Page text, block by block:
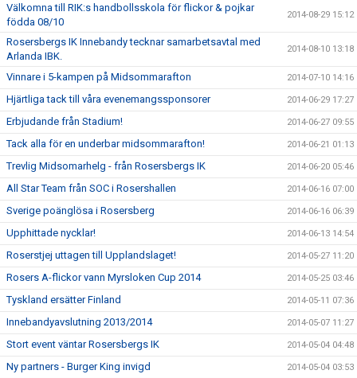
Välkomna till RIK:s handbollsskola för flickor & pojkar
födda 08/10
2014-08-29 15:12
Rosersbergs IK Innebandy tecknar samarbetsavtal med
Arlanda IBK.
2014-08-10 13:18
Vinnare i 5-kampen på Midsommarafton 2014-07-10 14:16
Hjärtliga tack till våra evenemangssponsorer 2014-06-29 17:27
Erbjudande från Stadium! 2014-06-27 09:55
Tack alla för en underbar midsommarafton! 2014-06-21 01:13
Trevlig Midsomarhelg - från Rosersbergs IK 2014-06-20 05:46
All Star Team från SOC i Rosershallen 2014-06-16 07:00
Sverige poänglösa i Rosersberg 2014-06-16 06:39
Upphittade nycklar! 2014-06-13 14:54
Roserstjej uttagen till Upplandslaget! 2014-05-27 11:20
Rosers A-flickor vann Myrsloken Cup 2014 2014-05-25 03:46
Tyskland ersätter Finland 2014-05-11 07:36
Innebandyavslutning 2013/2014 2014-05-07 11:27
Stort event väntar Rosersbergs IK 2014-05-04 04:48
Ny partners - Burger King invigd 2014-05-04 03:53